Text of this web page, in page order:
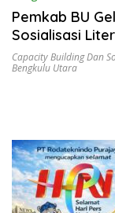
Pemkab BU
Sosialisasi
OJK Bengkulu
Capacity Building Dan
Bengkulu Utara